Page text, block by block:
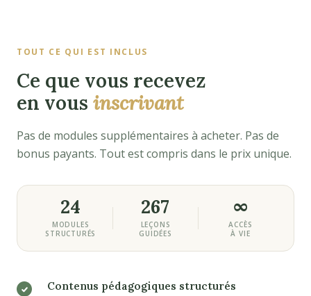
TOUT CE QUI EST INCLUS
Ce que vous recevez
en vous inscrivant
Pas de modules supplémentaires à acheter. Pas de
bonus payants. Tout est compris dans le prix unique.
24
MODULES
STRUCTURÉS
267
LEÇONS
GUIDÉES
∞
ACCÈS
À VIE
Contenus pédagogiques structurés